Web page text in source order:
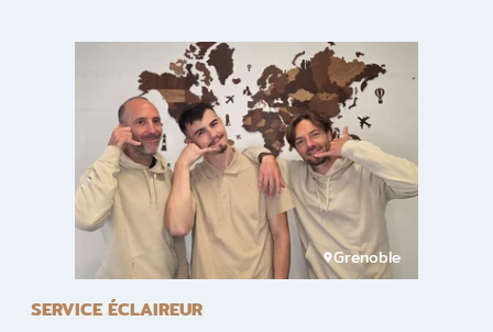
Grenoble
SERVICE ÉCLAIREUR